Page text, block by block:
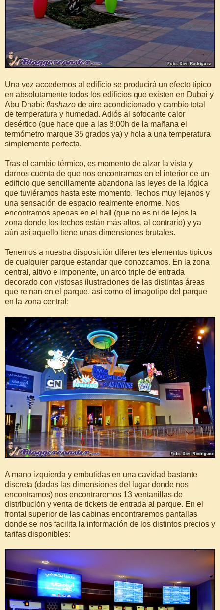
Una vez accedemos al edificio se producirá un efecto típico
en absolutamente todos los edificios que existen en Dubai y
Abu Dhabi: flashazo de aire acondicionado y cambio total
de temperatura y humedad. Adiós al sofocante calor
desértico (que hace que a las 8:00h de la mañana el
termómetro marque 35 grados ya) y hola a una temperatura
simplemente perfecta.
Tras el cambio térmico, es momento de alzar la vista y
darnos cuenta de que nos encontramos en el interior de un
edificio que sencillamente abandona las leyes de la lógica
que tuviéramos hasta este momento. Techos muy lejanos y
una sensación de espacio realmente enorme. Nos
encontramos apenas en el hall (que no es ni de lejos la
zona donde los techos están más altos, al contrario) y ya
aún así aquello tiene unas dimensiones brutales.
Tenemos a nuestra disposición diferentes elementos típicos
de cualquier parque estandar que conozcamos. En la zona
central, altivo e imponente, un arco triple de entrada
decorado con vistosas ilustraciones de las distintas áreas
que reinan en el parque, así como el imagotipo del parque
en la zona central:
A mano izquierda y embutidas en una cavidad bastante
discreta (dadas las dimensiones del lugar donde nos
encontramos) nos encontraremos 13 ventanillas de
distribución y venta de tickets de entrada al parque. En el
frontal superior de las cabinas encontraremos pantallas
donde se nos facilita la información de los distintos precios y
tarifas disponibles: